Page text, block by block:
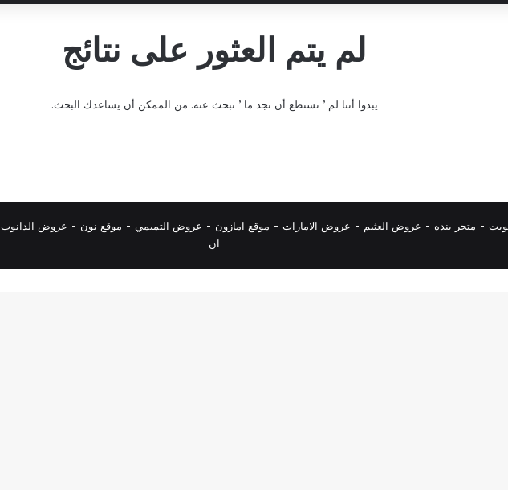
عن
لم يتم العثور على نتائج
يبدوا أننا لم ’ نستطع أن نجد ما ’ تبحث عنه. من الممكن أن يساعدك البحث.
- متجر بنده - عروض العثيم - عروض الامارات - موقع امازون - عروض التميمي - موقع نون - عروض الدانوب
ان